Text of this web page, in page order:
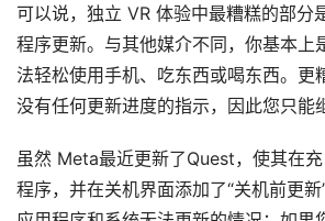
可以说，独立 VR 体验中最糟糕的部分
程序更新。与其他媒介不同，你基本上
法轻松使用手机、吃东西或喝东西。更
没有任何更新进度的指示，因此您只能
虽然 Meta最近更新了Quest，使其在
程序，并在关机界面添加了“关机前更